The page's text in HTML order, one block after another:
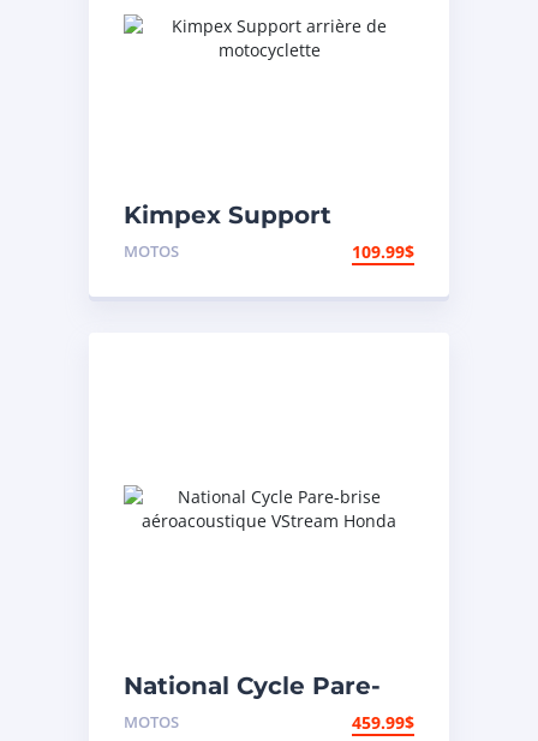
Kimpex Support
arrière de
MOTOS 109.99$
National Cycle Pare-
brise aéroacoustique
MOTOS 459.99$